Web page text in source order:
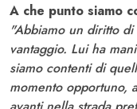
A che punto siamo
"Abbiamo un diritto
vantaggio. Lui ha
siamo contenti di
momento opportuno,